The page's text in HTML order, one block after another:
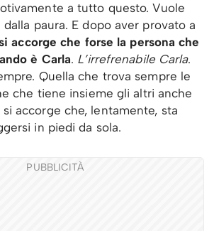
a tutto questo. Vuole
dalla paura. E dopo aver provato a
accorge che forse la persona che
è Carla. L’irrefrenabile Carla.
Quella che trova sempre le
che tiene insieme gli altri anche
accorge che, lentamente, sta
in piedi da sola.
PUBBLICITÀ